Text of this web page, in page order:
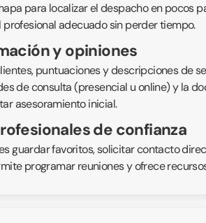
para localizar el despacho en pocos
adecuado sin perder tiempo.
y opiniones
puntuaciones y descripciones de
de consulta (presencial u online) y la
asesoramiento inicial.
de confianza
guardar favoritos, solicitar contacto
programar reuniones y ofrece